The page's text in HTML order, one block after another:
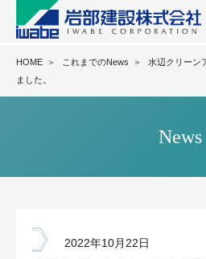
HOME ＞ これまでのNews ＞
水辺クリーン
ました。
News
2022年10月22日